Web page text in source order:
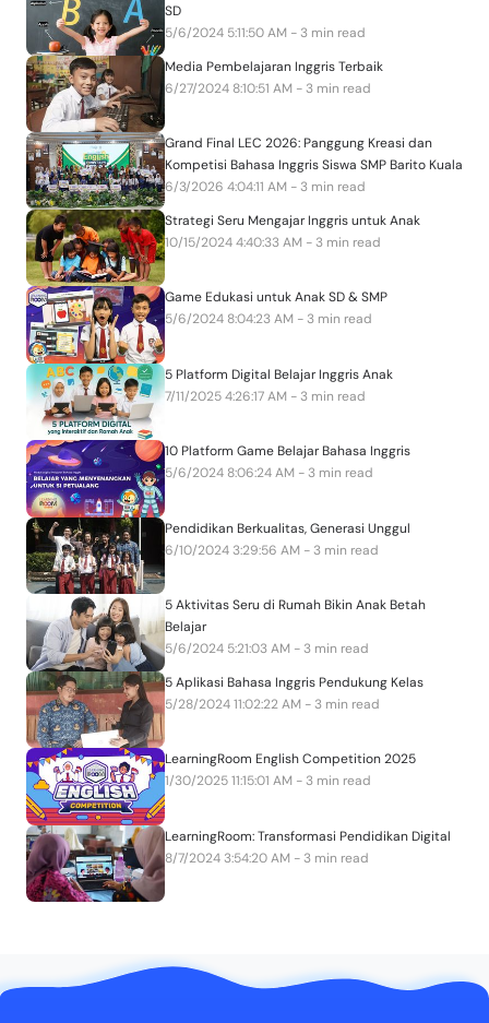
SD
5/6/2024 5:11:50 AM - 3 min read
Media Pembelajaran Inggris Terbaik
6/27/2024 8:10:51 AM - 3 min read
Grand Final LEC 2026: Panggung Kreasi dan
Kompetisi Bahasa Inggris Siswa SMP Barito Kuala
6/3/2026 4:04:11 AM - 3 min read
Strategi Seru Mengajar Inggris untuk Anak
10/15/2024 4:40:33 AM - 3 min read
Game Edukasi untuk Anak SD & SMP
5/6/2024 8:04:23 AM - 3 min read
5 Platform Digital Belajar Inggris Anak
7/11/2025 4:26:17 AM - 3 min read
10 Platform Game Belajar Bahasa Inggris
5/6/2024 8:06:24 AM - 3 min read
Pendidikan Berkualitas, Generasi Unggul
6/10/2024 3:29:56 AM - 3 min read
5 Aktivitas Seru di Rumah Bikin Anak Betah
Belajar
5/6/2024 5:21:03 AM - 3 min read
5 Aplikasi Bahasa Inggris Pendukung Kelas
5/28/2024 11:02:22 AM - 3 min read
LearningRoom English Competition 2025
1/30/2025 11:15:01 AM - 3 min read
LearningRoom: Transformasi Pendidikan Digital
8/7/2024 3:54:20 AM - 3 min read